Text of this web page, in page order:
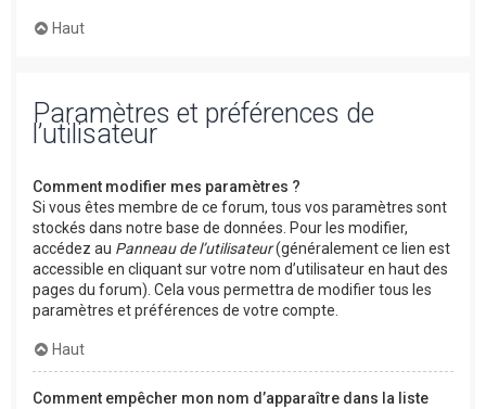
Haut
Paramètres et préférences de
l’utilisateur
Comment modifier mes paramètres ?
Si vous êtes membre de ce forum, tous vos paramètres sont
stockés dans notre base de données. Pour les modifier,
accédez au Panneau de l’utilisateur(généralement ce lien est
accessible en cliquant sur votre nom d’utilisateur en haut des
pages du forum). Cela vous permettra de modifier tous les
paramètres et préférences de votre compte.
Haut
Comment empêcher mon nom d’apparaître dans la liste